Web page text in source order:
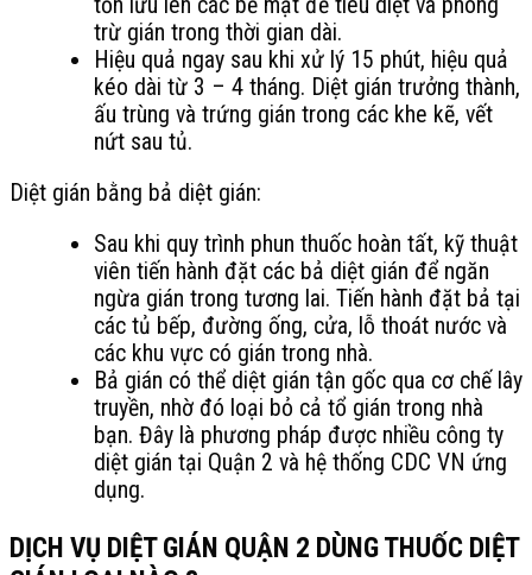
trừ gián trong thời gian dài.
Hiệu quả ngay sau khi xử lý 15 phút, hiệu quả
kéo dài từ 3 – 4 tháng. Diệt gián trưởng thành,
ấu trùng và trứng gián trong các khe kẽ, vết
nứt sau tủ.
Diệt gián bằng bả diệt gián:
Sau khi quy trình phun thuốc hoàn tất, kỹ thuật
viên tiến hành đặt các bả diệt gián để ngăn
ngừa gián trong tương lai. Tiến hành đặt bả tại
các tủ bếp, đường ống, cửa, lỗ thoát nước và
các khu vực có gián trong nhà.
Bả gián có thể diệt gián tận gốc qua cơ chế lây
truyền, nhờ đó loại bỏ cả tổ gián trong nhà
bạn. Đây là phương pháp được nhiều công ty
diệt gián tại Quận 2 và hệ thống CDC VN ứng
dụng.
DỊCH VỤ DIỆT GIÁN QUẬN 2 DÙNG THUỐC DIỆT